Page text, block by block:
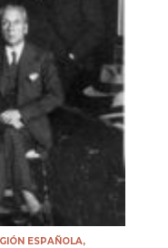
ESPAÑOLA,